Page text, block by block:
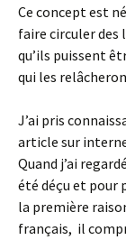
Ce concept est
faire circuler des
qu’ils puissent
qui les
J’ai pris
article sur
Quand j’ai
été déçu et pour
la première
français, il